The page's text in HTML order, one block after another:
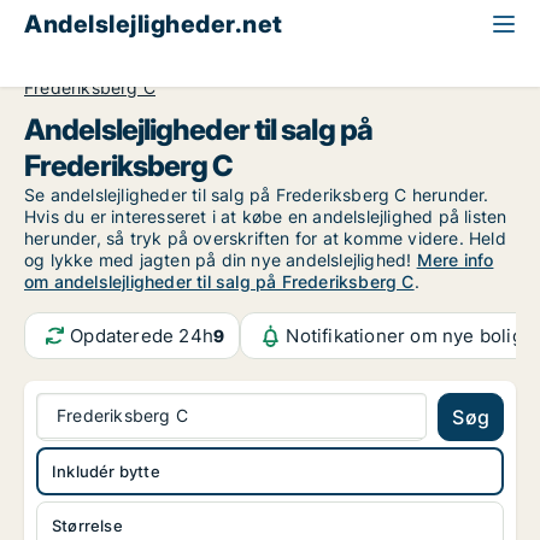
Andelslejligheder.net
Frederiksberg C
Andelslejligheder til salg på
Frederiksberg C
Se andelslejligheder til salg på Frederiksberg C herunder.
Hvis du er interesseret i at købe en andelslejlighed på listen
herunder, så tryk på overskriften for at komme videre. Held
og lykke med jagten på din nye andelslejlighed! Mere info
om andelslejligheder til salg på Frederiksberg C.
Opdaterede 24h9 Notifikationer om nye
Frederiksberg C Søg
Størrelse
Inkludér bytte